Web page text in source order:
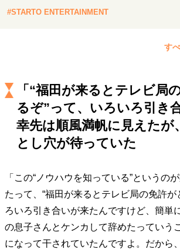
重圧との向き合い方 一流のルーティン
忘れられない言葉
10代・20代の土台
ライフスタイル・生き方
40代からの景色 美しさの哲学
パ
親になるということ
病が教えてくれた
移住という選択
熱狂できるもの
私を彩るエッセンス
60代のネクストス
#STARTO ENTERTAINMENT
す
「“福田が来るとテレビ局
るぞ”って、いろいろ引き
幸先は順風満帆に見えたが
とし穴が待っていた
「この“ノウハウを知っている”というの
たって、“福田が来るとテレビ局の免許が
ろいろ引き合いが来たんですけど、簡単
の息子さんとケンカして辞めたっていう
になって干されていたんですよ。だから